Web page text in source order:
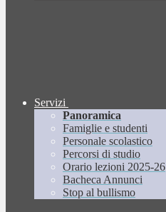
Servizi
Panoramica
Famiglie e studenti
Personale scolastico
Percorsi di studio
Orario lezioni 2025-26
Bacheca Annunci
Stop al bullismo